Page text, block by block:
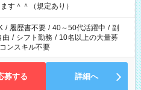
す＾＾（規定あり）
/ 履歴書不要 / 40～50代活躍中 / 副
由 / シフト勤務 / 10名以上の大量募
ンスキル不要
募する 詳細へ